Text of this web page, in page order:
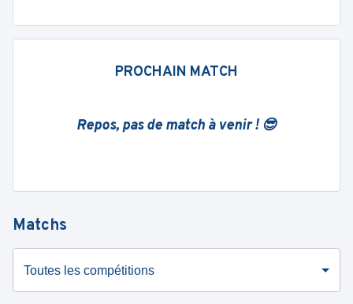
PROCHAIN MATCH
Repos, pas de match à venir ! 😎
Matchs
Toutes les compétitions